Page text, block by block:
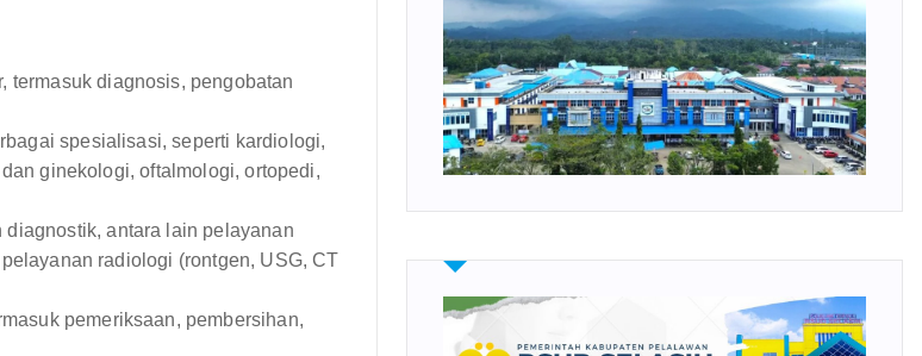
termasuk diagnosis, pengobatan
spesialisasi, seperti kardiologi,
ginekologi, oftalmologi, ortopedi,
antara lain pelayanan
radiologi (rontgen, USG, CT
pemeriksaan, pembersihan,